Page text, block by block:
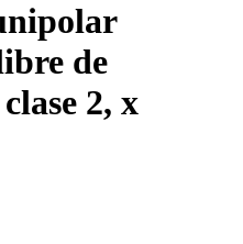
de
2, x